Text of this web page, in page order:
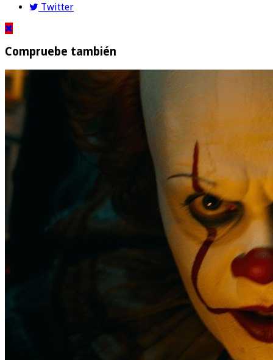
Twitter
Compruebe también